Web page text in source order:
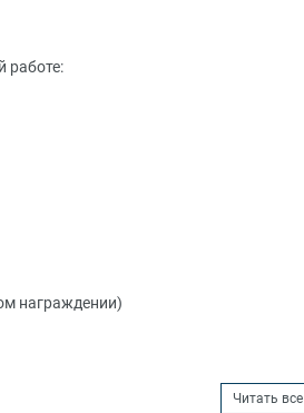
работе:
награждении)
Читать все